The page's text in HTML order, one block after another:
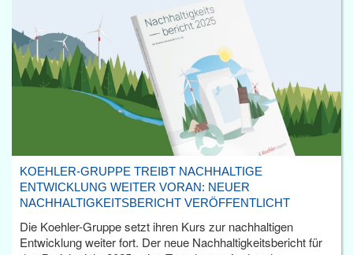
KOEHLER-GRUPPE TREIBT NACHHALTIGE
ENTWICKLUNG WEITER VORAN: NEUER
NACHHALTIGKEITSBERICHT VERÖFFENTLICHT
Die Koehler-Gruppe setzt ihren Kurs zur nachhaltigen
Entwicklung weiter fort. Der neue Nachhaltigkeitsbericht für